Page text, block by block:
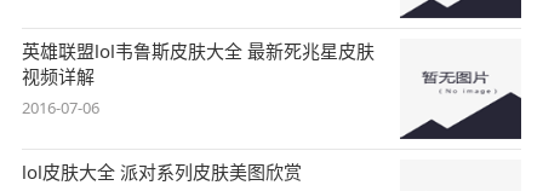
英雄联盟lol韦鲁斯皮肤大全 最新死兆星皮肤
视频详解
2016-07-06
lol皮肤大全 派对系列皮肤美图欣赏